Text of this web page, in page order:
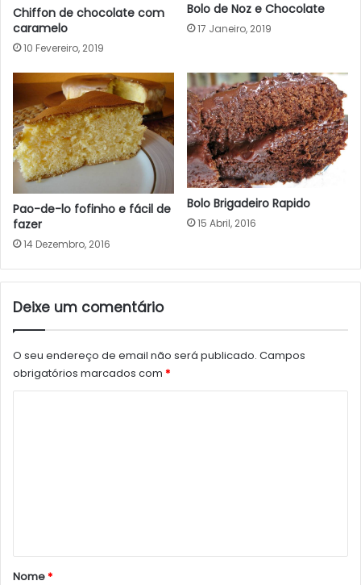
Chiffon de chocolate com
caramelo
10 Fevereiro, 2019
Bolo de Noz e Chocolate
17 Janeiro, 2019
Pao-de-lo fofinho e fácil de
fazer
14 Dezembro, 2016
Bolo Brigadeiro Rapido
15 Abril, 2016
Deixe um comentário
O seu endereço de email não será publicado. Campos
obrigatórios marcados com *
r
Nome*